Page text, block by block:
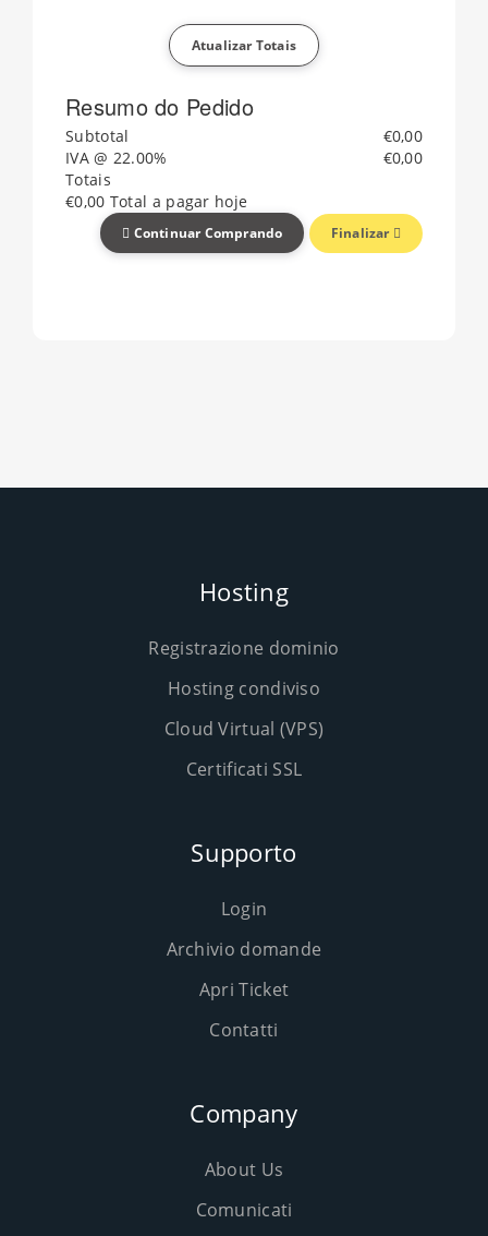
Atualizar Totais
Resumo do Pedido
Subtotal
€0,00
IVA @ 22.00%
€0,00
Totais
€0,00 Total a pagar hoje
Continuar Comprando Finalizar
Hosting
Registrazione dominio
Hosting condiviso
Cloud Virtual (VPS)
Certificati SSL
Supporto
Login
Archivio domande
Apri Ticket
Contatti
Company
About Us
Comunicati